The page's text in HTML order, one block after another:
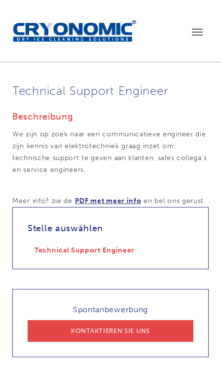
Toggle
Technical Support Engineer
Beschreibung
We zijn op zoek naar een communicatieve engineer die
zijn kennis van elektrotechniek graag inzet om
technische support te geven aan klanten, sales collega’s
en service engineers.
Meer info? zie de PDF met meer info en bel ons gerust.
Stelle auswählen
Technical Support Engineer
Spontanbewerbung
KONTAKTIEREN SIE UNS